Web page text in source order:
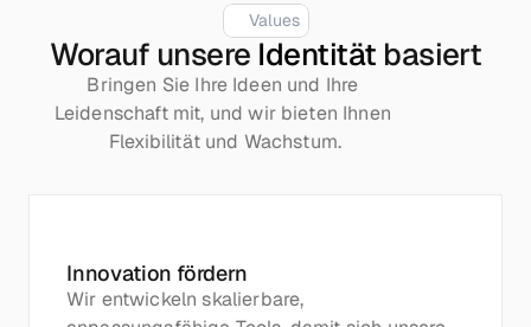
Values
Worauf unsere Identität basiert
Bringen Sie Ihre Ideen und Ihre
Leidenschaft mit, und wir bieten Ihnen
Flexibilität und Wachstum.
Innovation fördern
Wir entwickeln skalierbare,